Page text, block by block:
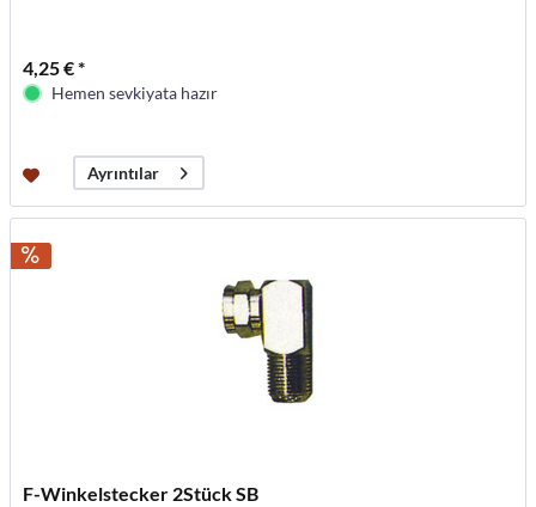
4,25 € *
Hemen sevkiyata hazır
Ayrıntılar
F-Winkelstecker 2Stück SB